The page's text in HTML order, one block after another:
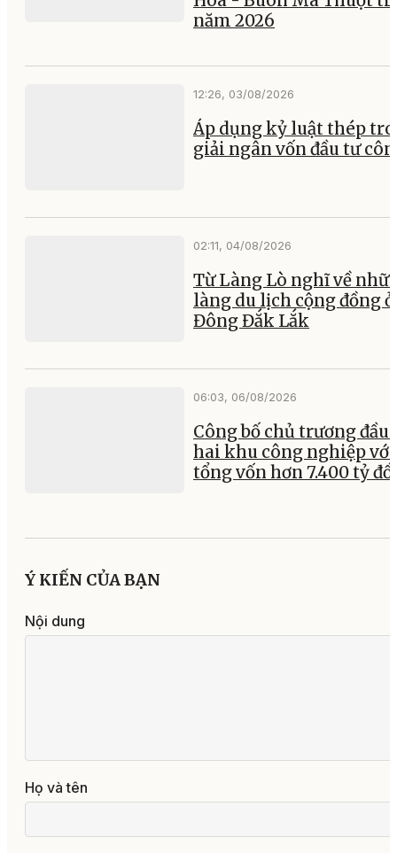
năm 2026
12:26, 03/08/2026
Áp dụng kỷ luật thép
giải ngân vốn đầu tư
02:11, 04/08/2026
Từ Làng Lò nghĩ về
làng du lịch cộng đồng ở
Đông Đắk Lắk
06:03, 06/08/2026
Công bố chủ trương đầu
hai khu công nghiệp với
tổng vốn hơn 7.400 tỷ
Ý KIẾN CỦA BẠN
Nội dung
Họ và tên